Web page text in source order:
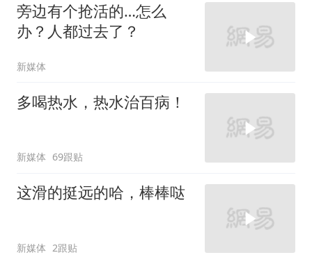
旁边有个抢活的…怎么
办？人都过去了？
新媒体
多喝热水，热水治百病！
新媒体 69跟贴
这滑的挺远的哈，棒棒哒
新媒体 2跟贴